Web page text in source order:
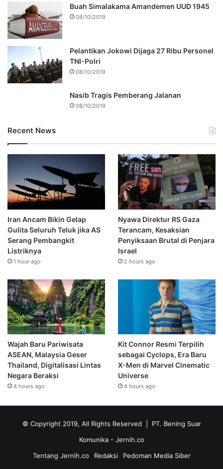
Buah Simalakama Amandemen UUD 1945
08/10/2019
Pelantikan Jokowi Dijaga 27 Ribu Personel
TNI-Polri
08/10/2019
Nasib Tragis Pemberang Jalanan
08/10/2019
Recent News
Iran Ancam Bikin Gelap
Gulita Seluruh Teluk jika AS
Serang Pembangkit
Listriknya
1 hour ago
Nyawa Direktur RS Gaza
Terancam, Kesaksian
Penyiksaan Brutal di Penjara
Israel
2 hours ago
Wajah Baru Pariwisata
ASEAN, Malaysia Geser
Thailand, Digitalisasi Lintas
Negara Beraksi
4 hours ago
Kit Connor Resmi Terpilih
sebagai Cyclops, Era Baru
X-Men di Marvel Cinematic
Universe
4 hours ago
© Copyright 2019, All Rights Reserved | PT. Bening Suar
Komunika - Jernih.co
Tentang Jernih.co
Redaksi
Pedoman Media Siber